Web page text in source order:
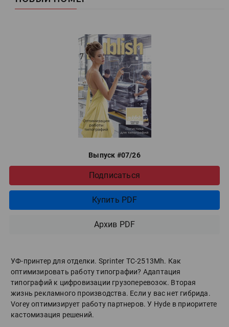
Выпуск #07/26
Подписаться
Купить PDF
Архив PDF
УФ-принтер для отделки. Sprinter ТС-2513Mh. Как
оптимизировать работу типографии? Адаптация
типографий к цифровизации грузоперевозок. Вторая
жизнь рекламного производства. Если у вас нет гибрида.
Vorey оптимизирует работу партнеров. У Hyde в приоритете
кастомизация решений.